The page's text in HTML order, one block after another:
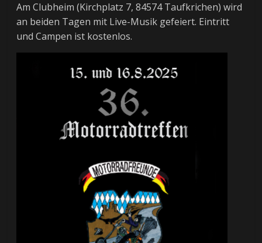
Am Clubheim (Kirchplatz 7, 84574 Taufkrichen) wird
an beiden Tagen mit Live-Musik gefeiert. Eintritt
und Campen ist kostenlos.